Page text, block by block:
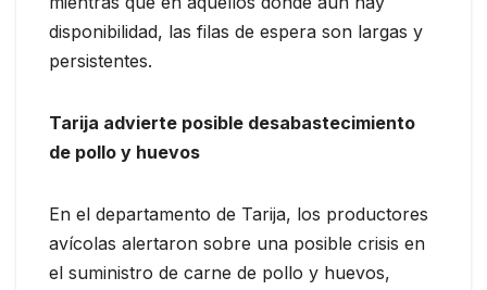
disponibilidad, las filas de espera son largas y
persistentes.
Tarija advierte posible desabastecimiento
de pollo y huevos
En el departamento de Tarija, los productores
avícolas alertaron sobre una posible crisis en
el suministro de carne de pollo y huevos,